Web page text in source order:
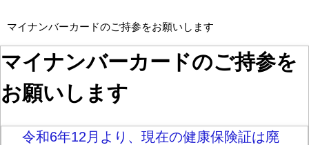
マイナンバーカードのご持参をお願いします
マイナンバーカードのご持参を
お願いします
令和6年12月より、現在の健康保険証は廃